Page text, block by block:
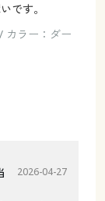
です。
カラー：ダー
2026-04-27